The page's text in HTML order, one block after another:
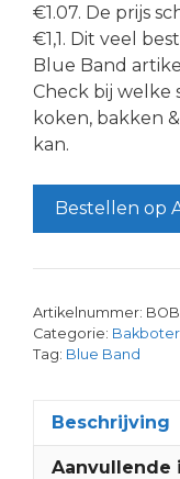
€1.07. De prijs
€1,1. Dit veel
Blue Band
Check bij welke
koken, bakken
kan.
Bestellen op
Artikelnummer:
Categorie:
Tag: Blue Band
Beschrijving
Aanvullende